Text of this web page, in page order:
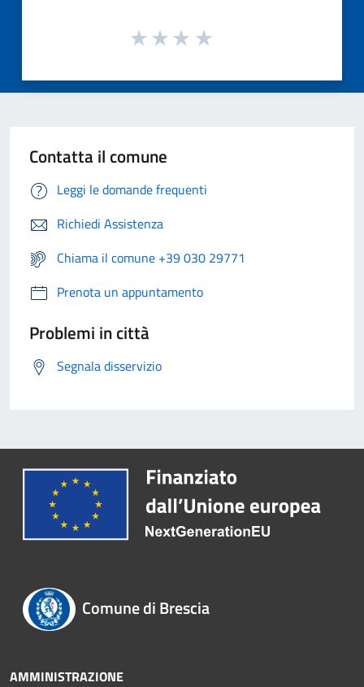
Contatta il comune
Leggi le domande frequenti
Richiedi Assistenza
Chiama il comune +39 030 29771
Prenota un appuntamento
Problemi in città
Segnala disservizio
Comune di Brescia
AMMINISTRAZIONE